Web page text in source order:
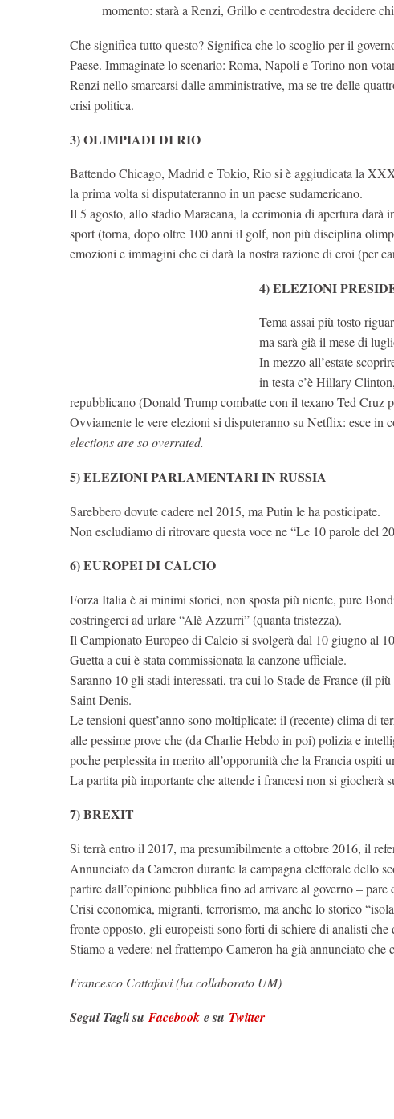
momento: starà a Renzi, Grillo e centrodestra decidere
Che significa tutto questo? Significa che lo scoglio per il
Paese. Immaginate lo scenario: Roma, Napoli e Torino non
Renzi nello smarcarsi dalle amministrative, ma se tre delle
crisi politica.
3) OLIMPIADI DI RIO
Battendo Chicago, Madrid e Tokio, Rio si è aggiudicata la
la prima volta si disputateranno in un paese sudamericano.
Il 5 agosto, allo stadio Maracana, la cerimonia di apertura darà
sport (torna, dopo oltre 100 anni il golf, non più disciplina
emozioni e immagini che ci darà la nostra razione di eroi (per
4) ELEZIONI
Tema assai più tosto
ma sarà già il mese di
In mezzo all’estate
in testa c’è Hillary
repubblicano (Donald Trump combatte con il texano Ted Cruz
Ovviamente le vere elezioni si disputeranno su Netflix: esce in
elections are so overrated.
5) ELEZIONI PARLAMENTARI IN RUSSIA
Sarebbero dovute cadere nel 2015, ma Putin le ha posticipate.
Non escludiamo di ritrovare questa voce ne “Le 10 parole del
6) EUROPEI DI CALCIO
Forza Italia è ai minimi storici, non sposta più niente, pure
costringerci ad urlare “Alè Azzurri” (quanta tristezza).
Il Campionato Europeo di Calcio si svolgerà dal 10 giugno al
Guetta a cui è stata commissionata la canzone ufficiale.
Saranno 10 gli stadi interessati, tra cui lo Stade de France (il
Saint Denis.
Le tensioni quest’anno sono moltiplicate: il (recente) clima di
alle pessime prove che (da Charlie Hebdo in poi) polizia e
poche perplessita in merito all’opporunità che la Francia ospiti
La partita più importante che attende i francesi non si giocherà
7) BREXIT
Si terrà entro il 2017, ma presumibilmente a ottobre 2016, il
Annunciato da Cameron durante la campagna elettorale dello
partire dall’opinione pubblica fino ad arrivare al governo –
Crisi economica, migranti, terrorismo, ma anche lo storico
fronte opposto, gli europeisti sono forti di schiere di analisti che
Stiamo a vedere: nel frattempo Cameron ha già annunciato
Francesco Cottafavi (ha collaborato UM)
Segui Tagli suFacebook e su Twitter